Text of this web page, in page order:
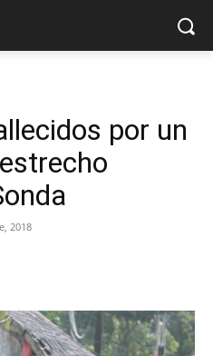
por un
2018